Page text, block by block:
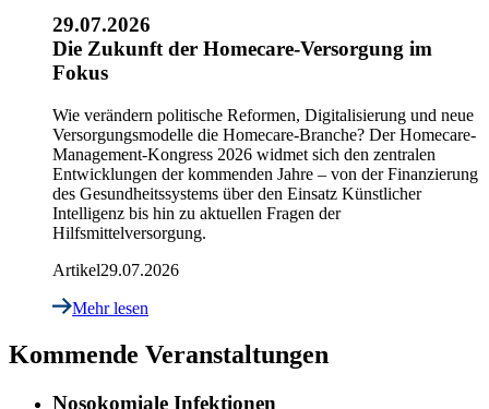
29.07.2026
Die Zukunft der Homecare-Versorgung im
Fokus
Wie verändern politische Reformen, Digitalisierung und neue
Versorgungsmodelle die Homecare-Branche? Der Homecare-
Management-Kongress 2026 widmet sich den zentralen
Entwicklungen der kommenden Jahre – von der Finanzierung
des Gesundheitssystems über den Einsatz Künstlicher
Intelligenz bis hin zu aktuellen Fragen der
Hilfsmittelversorgung.
Artikel29.07.2026
Mehr lesen
Kommende Veranstaltungen
Nosokomiale Infektionen